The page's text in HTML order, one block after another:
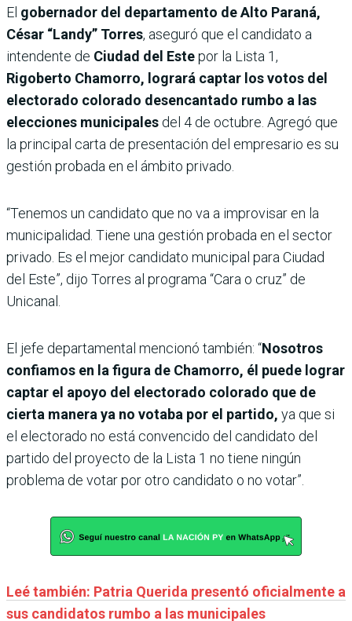
El gobernador del departamento de Alto Paraná,
César “Landy” Torres, aseguró que el candidato a
intendente de Ciudad del Estepor la Lista 1,
Rigoberto Chamorro, logrará captar los votos del
electorado colorado desencantado rumbo a las
elecciones municipales del 4 de octubre. Agregó que
la principal carta de presentación del empresario es su
gestión probada en el ámbito privado.
“Tenemos un candidato que no va a improvisar en la
municipalidad. Tiene una gestión probada en el sector
privado. Es el mejor candidato municipal para Ciudad
del Este”, dijo Torres al programa “Cara o cruz” de
Unicanal.
El jefe departamental mencionó también: “Nosotros
confiamos en la figura de Chamorro, él puede lograr
captar el apoyo del electorado colorado que de
cierta manera ya no votaba por el partido, ya que si
el electorado no está convencido del candidato del
partido del proyecto de la Lista 1 no tiene ningún
problema de votar por otro candidato o no votar”.
Leé también: Patria Querida presentó oficialmente a
sus candidatos rumbo a las municipales